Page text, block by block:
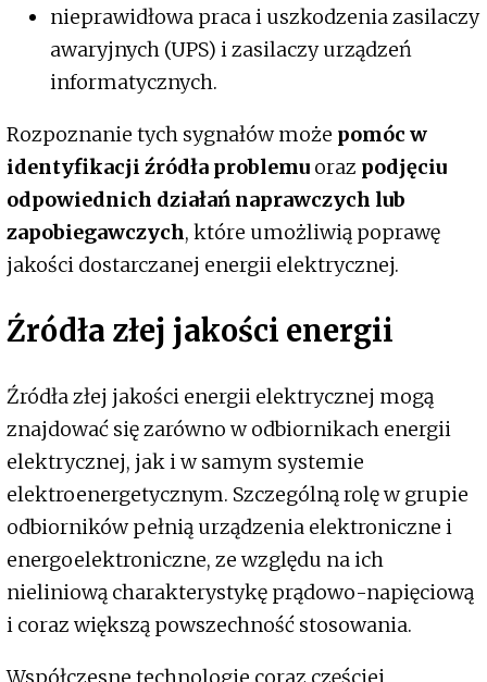
nieprawidłowa praca i uszkodzenia zasilaczy
awaryjnych (UPS) i zasilaczy urządzeń
informatycznych.
Rozpoznanie tych sygnałów może pomóc w
identyfikacji źródła problemu oraz podjęciu
odpowiednich działań naprawczych lub
zapobiegawczych, które umożliwią poprawę
jakości dostarczanej energii elektrycznej.
Źródła złej jakości energii
Źródła złej jakości energii elektrycznej mogą
znajdować się zarówno w odbiornikach energii
elektrycznej, jak i w samym systemie
elektroenergetycznym. Szczególną rolę w grupie
odbiorników pełnią urządzenia elektroniczne i
energoelektroniczne, ze względu na ich
nieliniową charakterystykę prądowo-napięciową
i coraz większą powszechność stosowania.
Współczesne technologie coraz częściej